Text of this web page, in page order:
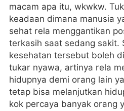
macam apa itu, wkwkw.
keadaan dimana manusia
sehat rela menggantikan
terkasih saat sedang sakit.
kesehatan tersebut boleh
tukar nyawa, artinya rela
hidupnya demi orang lain
tetap bisa melanjutkan
kok percaya banyak orang